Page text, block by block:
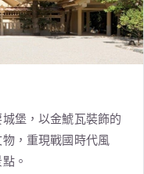
堡，以金鯱瓦裝飾的
，重現戰國時代風
。